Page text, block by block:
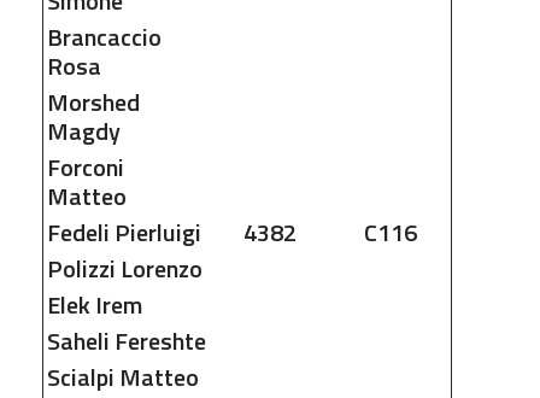
Brancaccio
Rosa
Morshed
Magdy
Forconi
Matteo
Fedeli Pierluigi 4382
C116
Polizzi Lorenzo
ElekIrem
Saheli Fereshte
Scialpi Matteo